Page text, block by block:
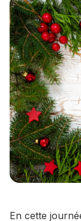
En cette journée du 25 décembre, l’équipe de